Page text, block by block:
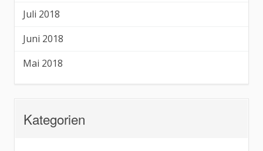
Juli 2018
Juni 2018
Mai 2018
Kategorien